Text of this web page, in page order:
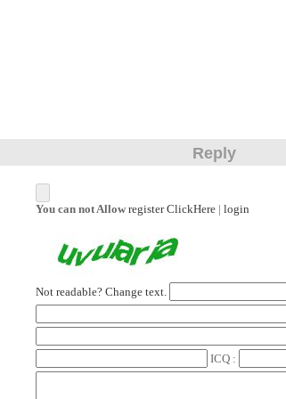
Reply
You can not Allow register ClickHere| login
Not readable? Change text.
ICQ :